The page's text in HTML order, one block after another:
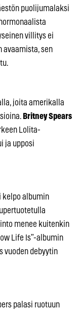
puolijumalaksi
villitys ei
avaamista, sen
joita amerikalla
Britney Spears
Lolita-
ja upposi
kelpo albumin
menee kuitenkin
Life Is”-albumin
vuoden debyytin
palasi ruotuun